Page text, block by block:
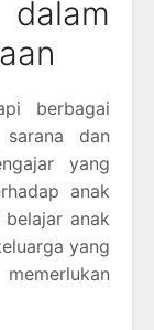
berbagai
dan
yang
anak
anak
yang